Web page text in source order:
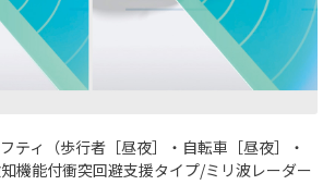
ティ（歩行者［昼夜］・自転車［昼夜］・
機能付衝突回避支援タイプ/ミリ波レーダー